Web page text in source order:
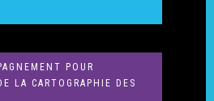
POUR
LA CARTOGRAPHIE DES